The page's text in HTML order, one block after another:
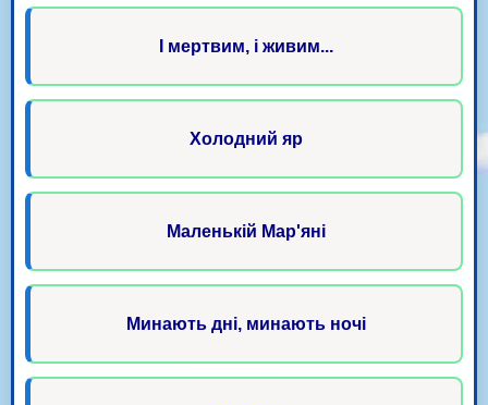
І мертвим, і живим...
Холодний яр
Маленькій Мар'яні
Минають дні, минають ночі